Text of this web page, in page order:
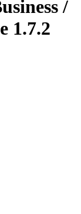
/
1.7.2